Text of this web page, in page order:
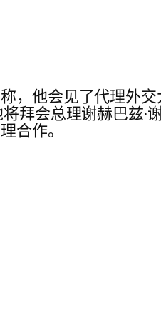
，他会见了代理外交
拜会总理谢赫巴兹·
合作。